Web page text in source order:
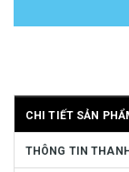
CHI TIẾT SẢN
THÔNG TIN